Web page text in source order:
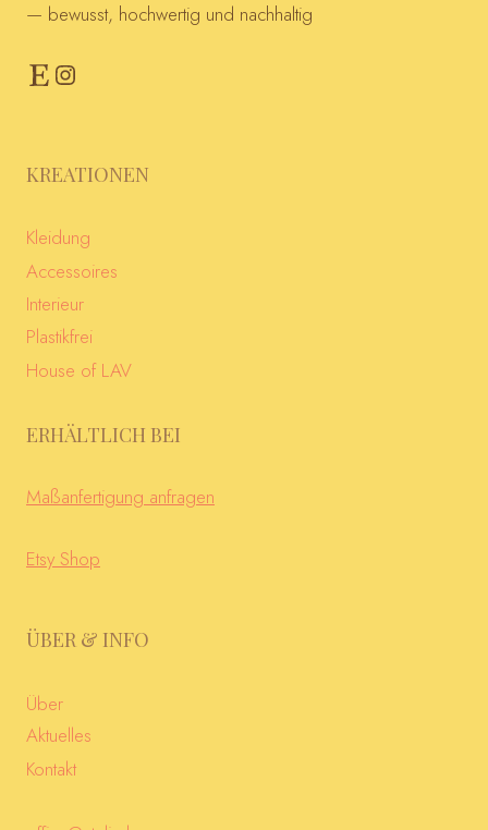
— bewusst, hochwertig und nachhaltig
EtsyInstagram
KREATIONEN
Kleidung
Accessoires
Interieur
Plastikfrei
House of LAV
ERHÄLTLICH BEI
Maßanfertigung anfragen
Etsy Shop
ÜBER & INFO
Über
Aktuelles
Kontakt